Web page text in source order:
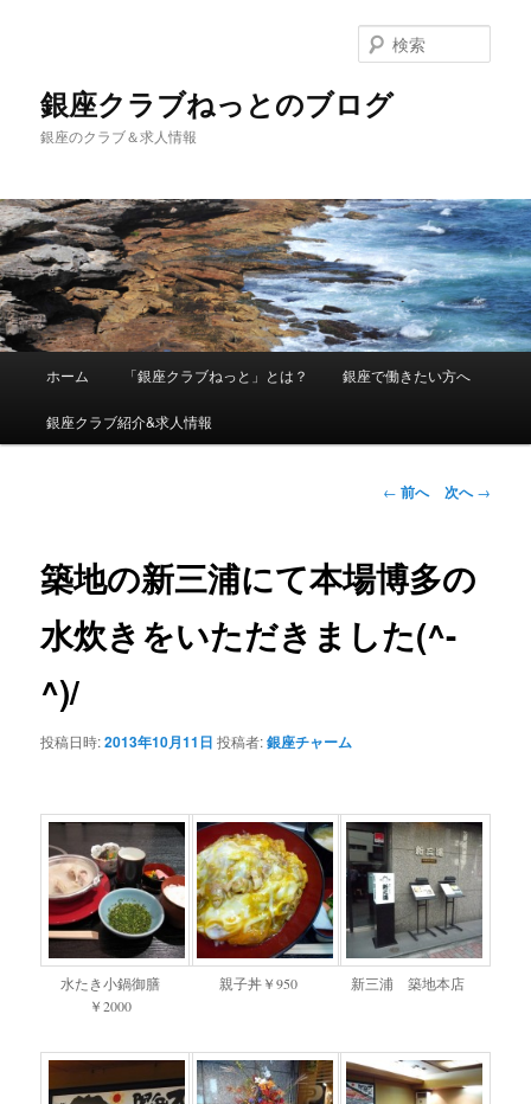
銀座クラブねっとのブログ
銀座のクラブ＆求人情報
索
メインコンテンツへ移動
ホーム 「銀座クラブねっと」とは？ 銀座で働きたい方へ
銀座クラブ紹介&求人情報
投稿ナビゲーシ
← 前へ 次へ→
築地の新三浦にて本場博多の
水炊きをいただきました(^-
^)/
投稿日時:2013年10月11日 投稿者:銀座チャーム
水たき小鍋御膳
￥2000
親子丼￥950 新三浦 築地本店